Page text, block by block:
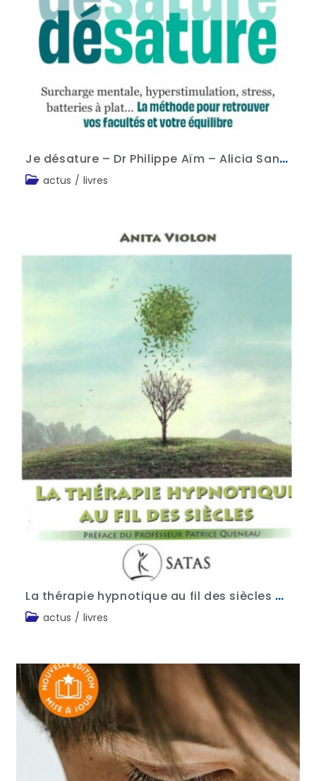
Je désature – Dr Philippe Aïm – Alicia Sandon
actus / livres
La thérapie hypnotique au fil des siècles – Anita Violon
actus / livres